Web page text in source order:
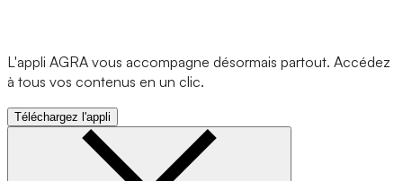
L'appli AGRA vous accompagne désormais partout. Accédez
à tous vos contenus en un clic.
Téléchargez l'appli